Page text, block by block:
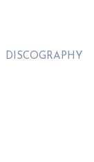
DISCOGRAPHY